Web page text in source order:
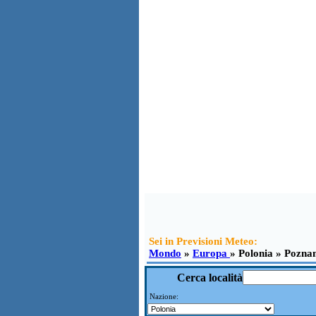
Sei in Previsioni Meteo:
Mondo » Europa » Polonia »
Cerca località
Nazione: